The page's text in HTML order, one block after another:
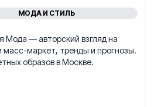
МОДА И СТИЛЬ
Мода — авторский взгляд на
масс-маркет, тренды и прогнозы.
образов в Москве.